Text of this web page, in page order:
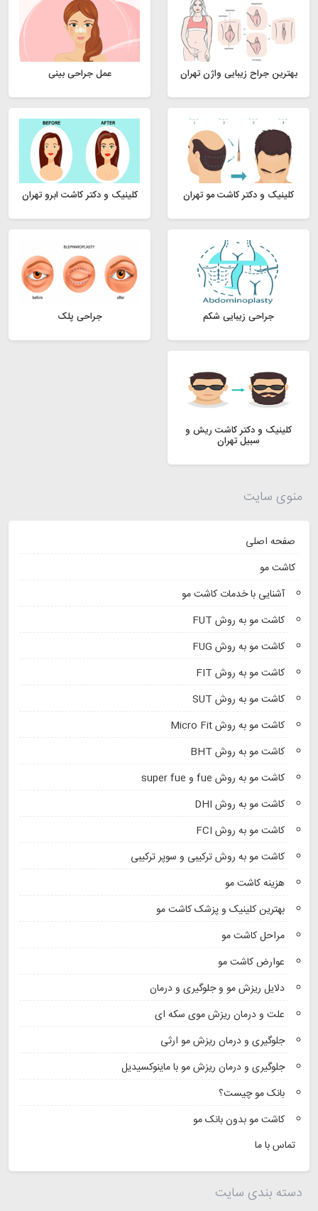
منوی سایت
صفحه اصلی
کاشت مو
آشنایی با خدمات کاشت مو
کاشت مو به روش FUT
کاشت مو به روش FUG
کاشت مو به روش FIT
کاشت مو به روش SUT
کاشت مو به روش Micro Fit
کاشت مو به روش BHT
کاشت مو به روش fue و super fue
کاشت مو به روش DHI
کاشت مو به روش FCI
کاشت مو به روش ترکیبی و سوپر ترکیبی
هزینه کاشت مو
بهترین کلینیک و پزشک کاشت مو
مراحل کاشت مو
عوارض کاشت مو
دلایل ریزش مو و جلوگیری و درمان
علت و درمان ریزش موی سکه ای
جلوگیری و درمان ریزش مو ارثی
جلوگیری و درمان ریزش مو با ماینوکسیدیل
بانک مو چیست؟
کاشت مو بدون بانک مو
تماس با ما
دسته بندی سایت
بهترین جراح زیبایی واژن تهران عمل جراحی بینی
کلینیک و دکتر کاشت مو تهران کلینیک و دکتر کاشت ابرو تهران
جراحی زیبایی شکم جراحی پلک
کلینیک و دکتر کاشت ریش و
سبیل تهران